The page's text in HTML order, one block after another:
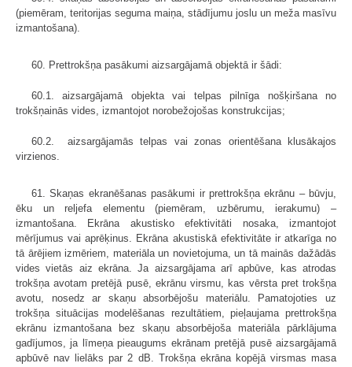
(piemēram, teritorijas seguma maiņa, stādījumu joslu un meža masīvu
izmantošana).
60. Prettrokšņa pasākumi aizsargājamā objektā ir šādi:
60.1. aizsargājamā objekta vai telpas pilnīga nošķiršana no
trokšņainās vides, izmantojot norobežojošas konstrukcijas;
60.2. aizsargājamās telpas vai zonas orientēšana klusākajos
virzienos.
61. Skaņas ekranēšanas pasākumi ir prettrokšņa ekrānu – būvju,
ēku un reljefa elementu (piemēram, uzbērumu, ierakumu) –
izmantošana. Ekrāna akustisko efektivitāti nosaka, izmantojot
mērījumus vai aprēķinus. Ekrāna akustiskā efektivitāte ir atkarīga no
tā ārējiem izmēriem, materiāla un novietojuma, un tā mainās dažādās
vides vietās aiz ekrāna. Ja aizsargājama arī apbūve, kas atrodas
trokšņa avotam pretējā pusē, ekrānu virsmu, kas vērsta pret trokšņa
avotu, nosedz ar skaņu absorbējošu materiālu. Pamatojoties uz
trokšņa situācijas modelēšanas rezultātiem, pieļaujama prettrokšņa
ekrānu izmantošana bez skaņu absorbējoša materiāla pārklājuma
gadījumos, ja līmeņa pieaugums ekrānam pretējā pusē aizsargājamā
apbūvē nav lielāks par 2 dB. Trokšņa ekrāna kopējā virsmas masa